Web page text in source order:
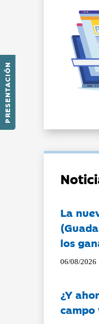
PRESENTACIÓN
La
los
06/08/2026
¿Y
campo